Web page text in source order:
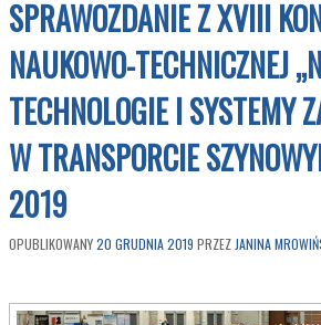
SPRAWOZDANIE Z XVIII
NAUKOWO-TECHNICZNEJ
TECHNOLOGIE I SYSTEMY
W TRANSPORCIE
2019
OPUBLIKOWANY20 GRUDNIA 2019 PRZEZ JANINA